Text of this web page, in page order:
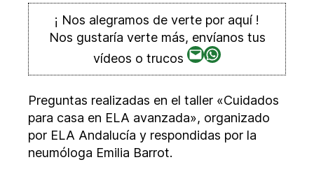
Botulínica
(Botox)
¡ Nos alegramos de verte por aquí !
Nos gustaría verte más, envíanos tus
vídeos o trucos Correo
electrónico
WhatsApp
Preguntas realizadas en el taller «Cuidados
para casa en ELA avanzada», organizado
por ELA Andalucía y respondidas por la
neumóloga Emilia Barrot.